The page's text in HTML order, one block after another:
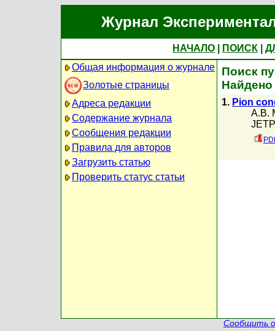
Журнал
НАЧАЛО ПОИСК
Общая информация о журнале
Золотые страницы
Адреса редакции
Содержание журнала
Сообщения редакции
Правила для авторов
Загрузить статью
Проверить статус статьи
Поиск
Найдено
1. Pion
A.B.
Сообщить о